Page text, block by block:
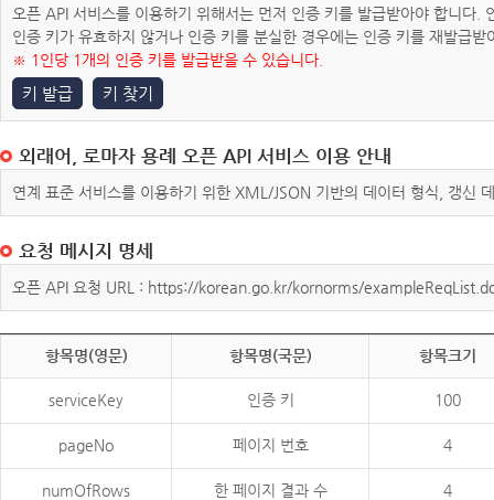
오픈 API 서비스를 이용하기 위해서는 먼저 인증 키를 발급받아야 합니다
인증 키가 유효하지 않거나 인증 키를 분실한 경우에는 인증 키를 재발급받
※ 1인당 1개의 인증 키를 발급받을 수 있습니다.
키 발급 키 찾기
외래어, 로마자 용례 오픈 API 서비스 이용 안내
연계 표준 서비스를 이용하기 위한 XML/JSON 기반의 데이터 형식, 갱신
요청 메시지 명세
오픈 API 요청 URL : https://korean.go.kr/kornorms/
항목명(영문) 항목명(국문) 항목크기
serviceKey 인증 키 100
pageNo 페이지 번호 4
numOfRows 한 페이지 결과 수 4